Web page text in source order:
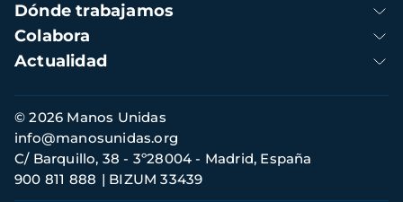
Dónde trabajamos
Colabora
Actualidad
Información
de
contacto
© 2026 Manos Unidas
C/ Barquillo, 38 - 3º28004 - Madrid, España
900 811 888
BIZUM 33439
info@manosunidas.org